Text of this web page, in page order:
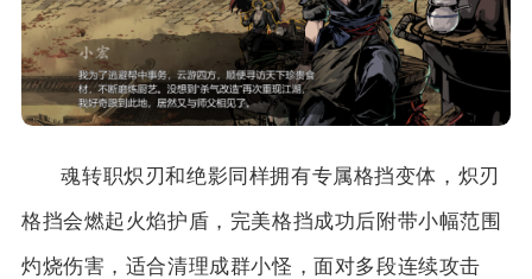
魂转职炽刃和绝影同样拥有专属格挡变体，炽刃
格挡会燃起火焰护盾，完美格挡成功后附带小幅范围
灼烧伤害，适合清理成群小怪，面对多段连续攻击